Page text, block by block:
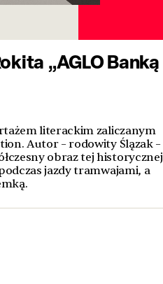
„AGLO Banką
literackim zaliczanym
Autor – rodowity Ślązak –
obraz tej historycznej
jazdy tramwajami, a